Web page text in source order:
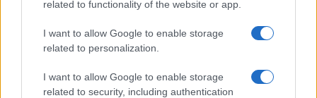
related to functionality of the website or app.
I want to allow Google to enable storage
related to personalization.
I want to allow Google to enable storage
related to security, including authentication